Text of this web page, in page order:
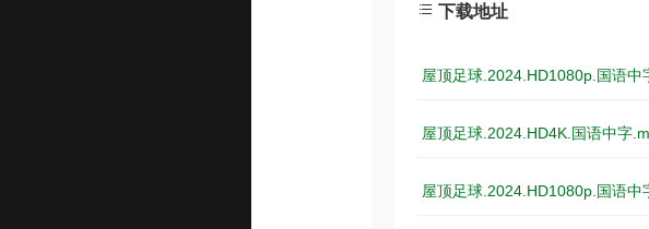
下载地址
屋顶足球.2024.HD1080p.国语中
屋顶足球.2024.HD4K.国语中字
屋顶足球.2024.HD1080p.国语